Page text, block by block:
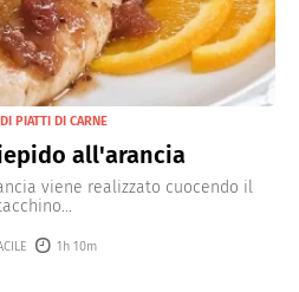
PIATTI DI CARNE
all'arancia
viene realizzato cuocendo il
1h 10m